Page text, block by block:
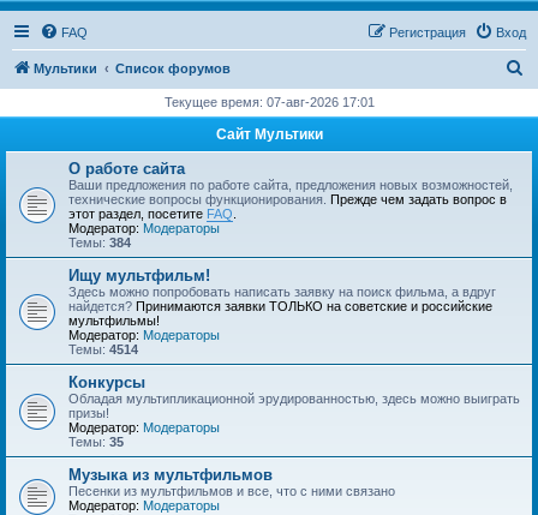
FAQ Вход
Регистрация
Мультики Список форумов
с
Текущее время: 07-авг-2026 17:01
Сайт Мультики
О работе сайта
Ваши предложения по работе сайта, предложения новых возможностей,
технические вопросы функционирования. Прежде чем задать вопрос в
этот раздел, посетите FAQ
Модератор: Модераторы
Темы: 384
Ищу мультфильм!
Здесь можно попробовать написать заявку на поиск фильма, а вдруг
найдется? Принимаются заявки ТОЛЬКО на советские и российские
мультфильмы!
Модератор: Модераторы
Темы: 4514
Конкурсы
Обладая мультипликационной эрудированностью, здесь можно выиграть
призы!
Модератор: Модераторы
Темы: 35
Музыка из мультфильмов
Песенки из мультфильмов и все, что с ними связано
Модератор: Модераторы